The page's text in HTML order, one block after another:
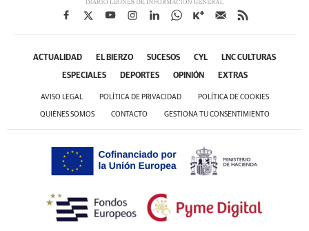
ACTUALIDAD EL BIERZO SUCESOS CYL LNC CULTURAS
ESPECIALES DEPORTES OPINIÓN EXTRAS
AVISO LEGAL POLÍTICA DE PRIVACIDAD POLÍTICA DE COOKIES
QUIÉNES SOMOS CONTACTO GESTIONA TU CONSENTIMIENTO